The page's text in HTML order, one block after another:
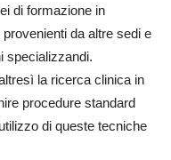
di formazione in
da altre sedi e
specializzandi.
la ricerca clinica in
procedure standard
di queste tecniche